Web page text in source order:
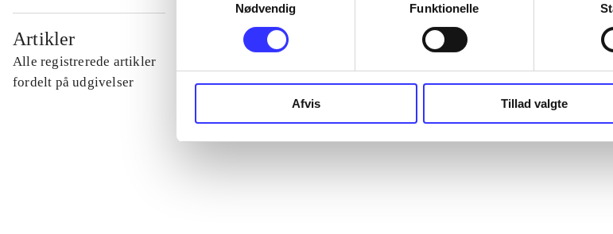
Nødvendig
Funktionelle
Afvis Tillad valgte
Artikler
Alle registrerede artikler
fordelt på udgivelser
...